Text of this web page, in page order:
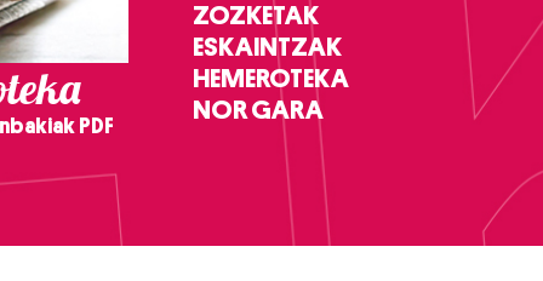
PDF
ZOZKETAK
ESKAINTZAK
HEMEROTEKA
NOR GARA